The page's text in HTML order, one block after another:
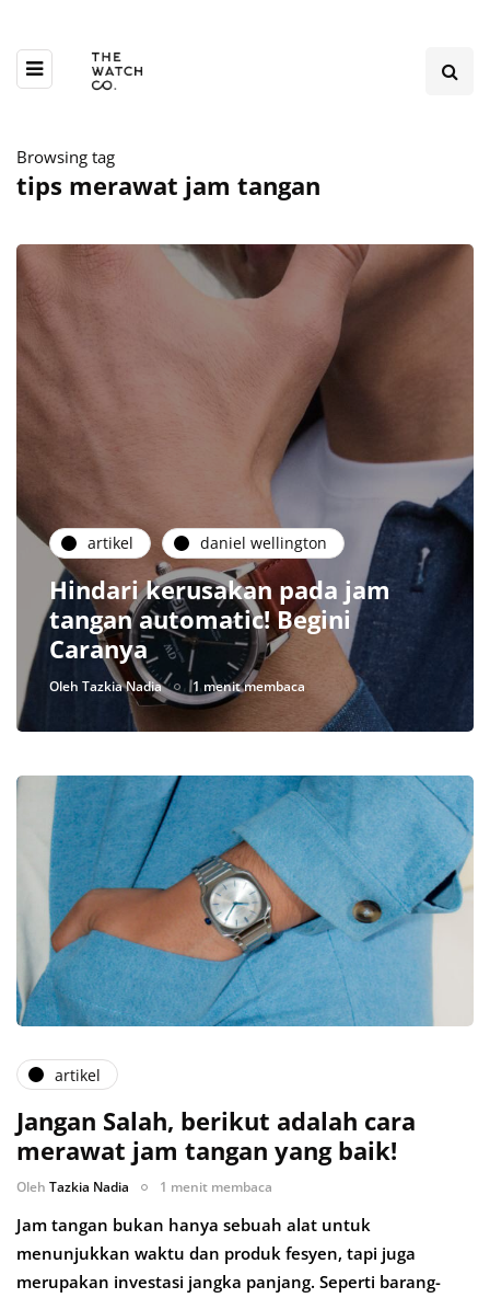
Browsing tag
tips merawat jam tangan
artikel daniel wellington
Hindari kerusakan pada jam
tangan automatic! Begini
Caranya
Oleh Tazkia Nadia 1 menit membaca
artikel
Jangan Salah, berikut adalah cara
merawat jam tangan yang baik!
Oleh Tazkia Nadia 1 menit membaca
Jam tangan bukan hanya sebuah alat untuk
menunjukkan waktu dan produk fesyen, tapi juga
merupakan investasi jangka panjang. Seperti barang-